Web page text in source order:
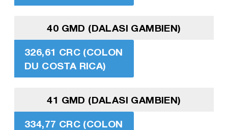
40 GMD (DALASI GAMBIEN)
326,61 CRC (COLON
DU COSTA RICA)
41 GMD (DALASI GAMBIEN)
334,77 CRC (COLON